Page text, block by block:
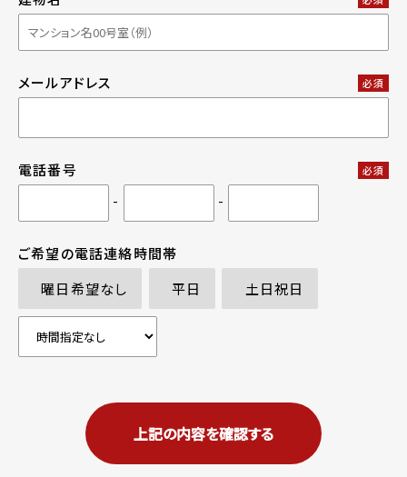
メールアドレス 必須
電話番号 必須
- -
ご希望の電話連絡時間帯
曜日希望なし
平日 土日祝日